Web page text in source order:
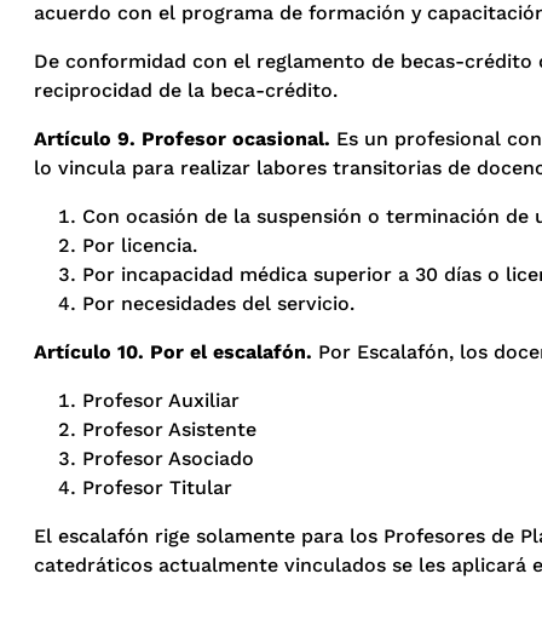
acuerdo con el programa de formación y
De conformidad con el reglamento de becas-
reciprocidad de la beca-crédito.
Artículo 9. Profesor ocasional. Es un profesional
lo vincula para realizar labores transitorias de
Con ocasión de la suspensión o terminación
Por licencia.
Por incapacidad médica superior a 30 días o
Por necesidades del servicio.
Artículo 10. Por el escalafón. Por Escalafón, los
Profesor Auxiliar
Profesor Asistente
Profesor Asociado
Profesor Titular
El escalafón rige solamente para los Profesores de
catedráticos actualmente vinculados se les aplicará